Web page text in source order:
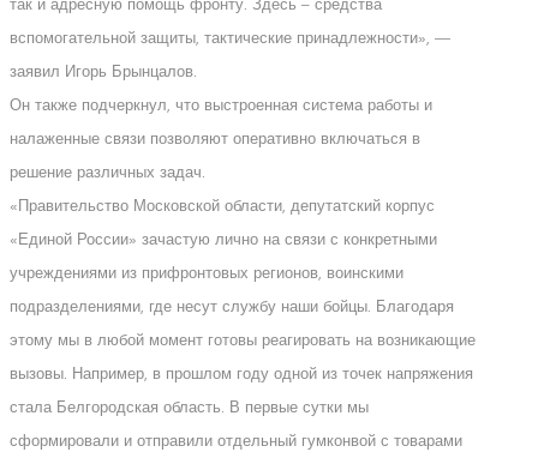
вспомогательной защиты, тактические принадлежности», —
заявил Игорь Брынцалов.
Он также подчеркнул, что выстроенная система работы и
налаженные связи позволяют оперативно включаться в
решение различных задач.
«Правительство Московской области, депутатский корпус
«Единой России» зачастую лично на связи с конкретными
учреждениями из прифронтовых регионов, воинскими
подразделениями, где несут службу наши бойцы. Благодаря
этому мы в любой момент готовы реагировать на возникающие
вызовы. Например, в прошлом году одной из точек напряжения
стала Белгородская область. В первые сутки мы
сформировали и отправили отдельный гумконвой с товарами